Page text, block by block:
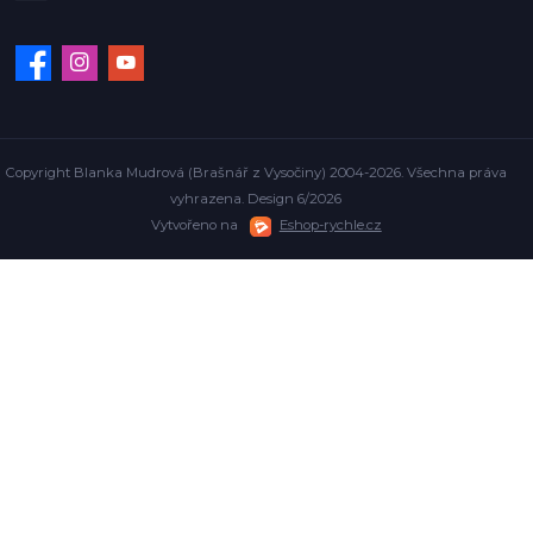
Copyright Blanka Mudrová (Brašnář z Vysočiny) 2004-2026. Všechna práva
vyhrazena. Design 6/2026
Vytvořeno na
Eshop-rychle.cz